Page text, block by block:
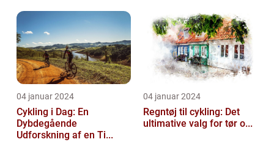
04 januar 2024
Cykling i Dag: En
Dybdegående
Udforskning af en Ti...
04 januar 2024
Regntøj til cykling: Det
ultimative valg for tør o...